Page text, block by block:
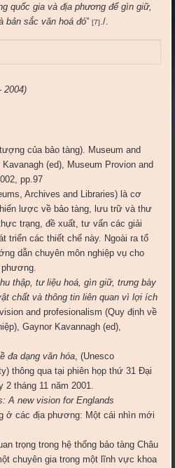
quốc gia và địa phương để gìn giữ,
bản sắc văn hoá đó”[7]./.
2004)
của bảo tàng). Museum and
(ed), Museum Provion and
pp.97
Archives and Libraries) là cơ
lược về bảo tàng, lưu trữ và thư
trạng, đề xuất, tư vấn các giải
triển các thiết chế này. Ngoài ra tổ
dẫn chuyên môn nghiệp vụ cho
phương.
thập, tư liệu hoá, gìn giữ, trưng bày
chất và thông tin liên quan vì lợi ích
and profesionalism (Quy định về
Gaynor Kavannagh (ed),
đa dạng văn hóa, (Unesco
thông qua tại phiên họp thứ 31 Đại
2 tháng 11 năm 2001.
A new vision for Englands
ở các địa phương: Một cái nhìn mới
trọng trong hệ thống bảo tàng Châu
chuyên gia trong một lĩnh vực khoa